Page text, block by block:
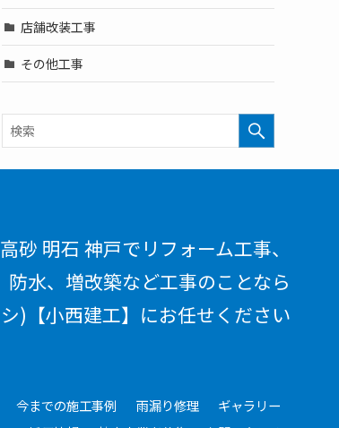
店舗改装工事
その他工事
砂 明石 神戸でリフォーム工事、
水、増改築など工事のことなら
)【小西建工】にお任せください
今までの施工事例 雨漏り修理
ギャラリー